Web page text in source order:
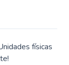
físicas